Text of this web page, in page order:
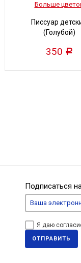
Больше
Писсуар
(Голубой)
350 Р
Подписаться
Я даю
ОТПРАВИТЬ